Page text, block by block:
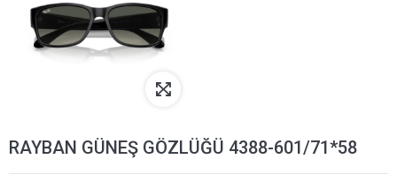
RAYBAN GÜNEŞ GÖZLÜĞÜ 4388-601/71*58